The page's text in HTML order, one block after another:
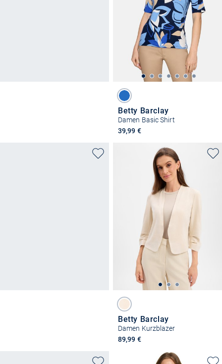
Betty Barclay
Damen Basic Shirt
39,99 €
Betty Barclay
Damen Kurzblazer
89,99 €